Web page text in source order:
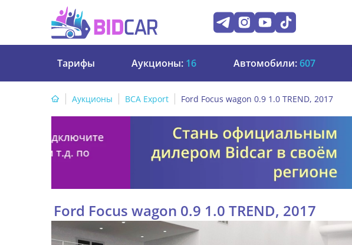
Тарифы Аукционы: 16 Автомобили:607
Аукционы BCA Export Ford Focus wagon 0.9 1.0 TREND, 2017
Ford Focus wagon 0.9 1.0 TREND, 2017